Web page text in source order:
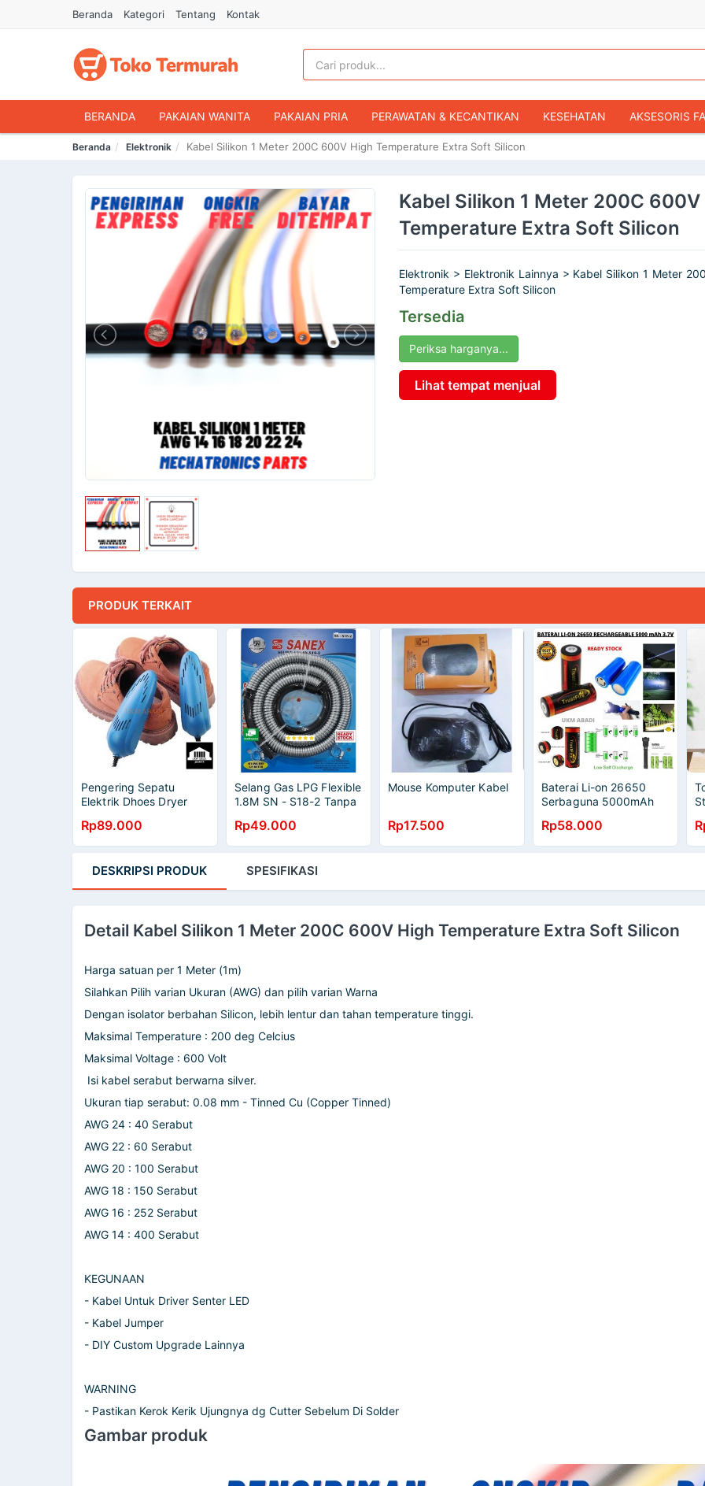
Beranda Kategori Tentang Kontak
BERANDA PAKAIAN WANITA PAKAIAN PRIA PERAWATAN & KECANTIKAN KESEHATAN AKSESORIS
HANDPHONE & AKSESORIS FASHION MUSLIM KOPER & TAS TRAVEL TAS WANITA
OLAHRAGA & OUTDOOR BUKU & ALAT TULIS HOBI & KOLEKSI
Beranda Elektronik Kabel Silikon 1 Meter 200C 600V High Temperature Extra Soft Silicon
Kabel Silikon 1 Meter 200C
Temperature Extra Soft Silicon
Elektronik > Elektronik Lainnya > Kabel Silikon 1 Meter
Temperature Extra Soft Silicon
Tersedia
Periksa harganya...
Lihat tempat menjual
PRODUK TERKAIT
Pengering Sepatu
Elektrik Dhoes Dryer
Plug NS 500
Rp89.000
Selang Gas LPG Flexible
1.8M SN - S18-2 Tanpa
Rp49.000
Mouse Komputer Kabel
Rp17.500
Baterai Li-on 26650
Serbaguna 5000mAh
111107
Rp58.000
DESKRIPSI PRODUK SPESIFIKASI
Detail Kabel Silikon 1 Meter 200C 600V High Temperature Extra Soft Silicon
Harga satuan per 1 Meter (1m)
Silahkan Pilih varian Ukuran (AWG) dan pilih varian Warna
Dengan isolator berbahan Silicon, lebih lentur dan tahan temperature tinggi.
Maksimal Temperature : 200 deg Celcius
Maksimal Voltage : 600 Volt
Isi kabel serabut berwarna silver.
Ukuran tiap serabut: 0.08 mm - Tinned Cu (Copper Tinned)
AWG 24 : 40 Serabut
AWG 22 : 60 Serabut
AWG 20 : 100 Serabut
AWG 18 : 150 Serabut
AWG 16 : 252 Serabut
AWG 14 : 400 Serabut
KEGUNAAN
- Kabel Untuk Driver Senter LED
- Kabel Jumper
- DIY Custom Upgrade Lainnya
WARNING
- Pastikan Kerok Kerik Ujungnya dg Cutter Sebelum Di Solder
Gambar produk